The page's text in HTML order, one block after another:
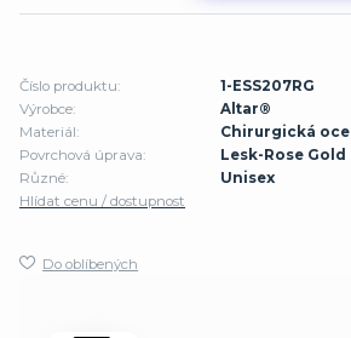
Číslo produktu:
1-ESS207RG
Výrobce:
Altar®
Materiál:
Chirurgická ocel
Povrchová úprava:
Lesk-Rose Gold
Různé:
Unisex
Hlídat cenu / dostupnost
Do oblíbených